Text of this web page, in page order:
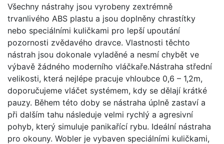
Všechny nástrahy jsou vyrobeny zextrémně
trvanlivého ABS plastu a jsou doplněny chrastítky
nebo speciálními kuličkami pro lepší upoutání
pozornosti zvědavého dravce. Vlastnosti těchto
nástrah jsou dokonale vyladěné a nesmí chybět ve
výbavě žádného moderního vláčkaře.Nástraha střední
velikosti, která nejlépe pracuje vhloubce 0,6 – 1,2m,
doporučujeme vláčet systémem, kdy se dělají krátké
pauzy. Během této doby se nástraha úplně zastaví a
při dalším tahu následuje velmi rychlý a agresivní
pohyb, který simuluje panikařící rybu. Ideální nástraha
pro okouny. Wobler je vybaven speciálními kuličkami,